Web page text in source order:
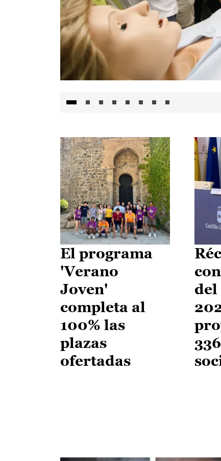
El programa
'Verano
Joven'
completa al
100% las
plazas
ofertadas
del